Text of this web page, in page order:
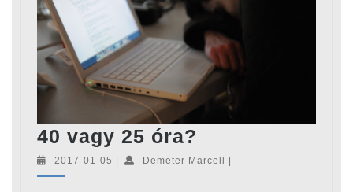
40 vagy 25 óra?
vagy
2017-01-05 2017-
Demeter Marcell
Demeter